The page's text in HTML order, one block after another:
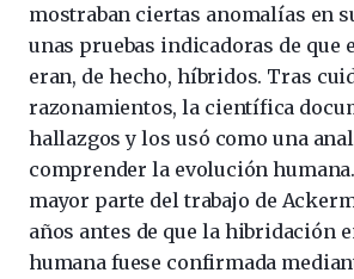
mostraban ciertas anomalías en
unas pruebas indicadoras de que
eran, de hecho, híbridos. Tras
razonamientos, la científica
hallazgos y los usó como una
comprender la evolución
mayor parte del trabajo de
años antes de que la hibridación
humana fuese confirmada